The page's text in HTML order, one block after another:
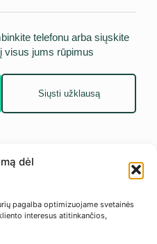
dėl
pagalba optimizuojame svetainės
interesus atitinkančios,
telefonu arba siųskite
visus jums rūpimus
Siųsti užklausą